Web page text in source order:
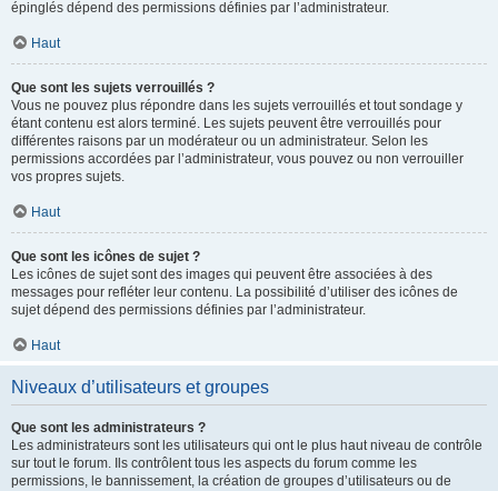
épinglés dépend des permissions définies par l’administrateur.
Haut
Que sont les sujets verrouillés ?
Vous ne pouvez plus répondre dans les sujets verrouillés et tout sondage y
étant contenu est alors terminé. Les sujets peuvent être verrouillés pour
différentes raisons par un modérateur ou un administrateur. Selon les
permissions accordées par l’administrateur, vous pouvez ou non verrouiller
vos propres sujets.
Haut
Que sont les icônes de sujet ?
Les icônes de sujet sont des images qui peuvent être associées à des
messages pour refléter leur contenu. La possibilité d’utiliser des icônes de
sujet dépend des permissions définies par l’administrateur.
Haut
Niveaux d’utilisateurs et groupes
Que sont les administrateurs ?
Les administrateurs sont les utilisateurs qui ont le plus haut niveau de contrôle
sur tout le forum. Ils contrôlent tous les aspects du forum comme les
permissions, le bannissement, la création de groupes d’utilisateurs ou de